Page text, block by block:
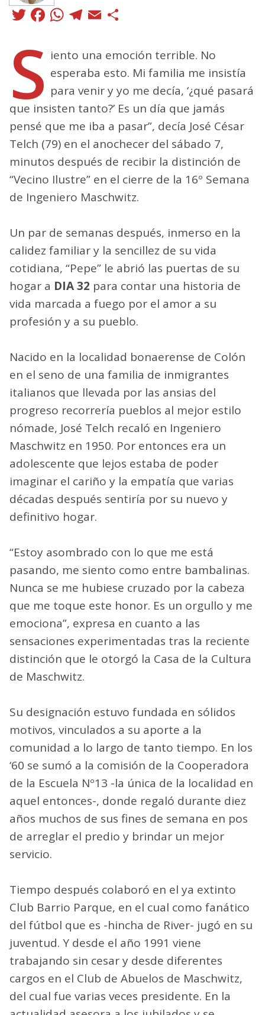
Twitter
Facebook
WhatsApp
Telegram
Email
S iento una emoción terrible. No
esperaba esto. Mi familia me insistía
para venir y yo me decía, ‘¿qué pasará
que insisten tanto?’ Es un día que jamás
pensé que me iba a pasar”, decía José César
Telch (79) en el anochecer del sábado 7,
minutos después de recibir la distinción de
“Vecino Ilustre” en el cierre de la 16º Semana
de Ingeniero Maschwitz.
Un par de semanas después, inmerso en la
calidez familiar y la sencillez de su vida
cotidiana, “Pepe” le abrió las puertas de su
hogar a DIA 32 para contar una historia de
vida marcada a fuego por el amor a su
profesión y a su pueblo.
Nacido en la localidad bonaerense de Colón
en el seno de una familia de inmigrantes
italianos que llevada por las ansias del
progreso recorrería pueblos al mejor estilo
nómade, José Telch recaló en Ingeniero
Maschwitz en 1950. Por entonces era un
adolescente que lejos estaba de poder
imaginar el cariño y la empatía que varias
décadas después sentiría por su nuevo y
definitivo hogar.
“Estoy asombrado con lo que me está
pasando, me siento como entre bambalinas.
Nunca se me hubiese cruzado por la cabeza
que me toque este honor. Es un orgullo y me
emociona”, expresa en cuanto a las
sensaciones experimentadas tras la reciente
distinción que le otorgó la Casa de la Cultura
de Maschwitz.
Su designación estuvo fundada en sólidos
motivos, vinculados a su aporte a la
comunidad a lo largo de tanto tiempo. En los
‘60 se sumó a la comisión de la Cooperadora
de la Escuela Nº13 -la única de la localidad en
aquel entonces-, donde regaló durante diez
años muchos de sus fines de semana en pos
de arreglar el predio y brindar un mejor
servicio.
Tiempo después colaboró en el ya extinto
Club Barrio Parque, en el cual como fanático
del fútbol que es -hincha de River- jugó en su
juventud. Y desde el año 1991 viene
trabajando sin cesar y desde diferentes
cargos en el Club de Abuelos de Maschwitz,
del cual fue varias veces presidente. En la